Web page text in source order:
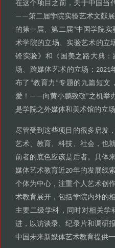
在这个项目之前， 关于中国当
——第二届学院实验艺术文献展
的第一届 、第二届“中国学院实
术学院的立场 、 实验艺术的立
锋实验 》 和 《 国美之路大典 ：
场 、 跨媒体艺术的立场 ；2021
布了 “教育力 ”专题的九篇短文 ，
爱 ！——向黄小鹏致敬”之机举
是学院之外媒体和美术馆的立场
尽管受到这些项目的很多启发
艺术、教育、科技 、 社会 ， 也
前者的底色应该是后者。 具体
媒体艺术教育近20年的发展线
个体为中心 ，注重个人艺术创
术教育展开 ，包括学院内外的
主要二级学科 ， 同时对相关学
进， 以访谈录、纪录片和调研
中国未来新媒体艺术教育提供